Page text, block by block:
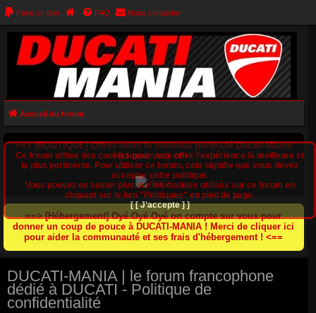
Faire un don FAQ Nous contacter
Accueil du forum
==> [BOUTIQUE] Offrez-vous le nouveau porte-clé Ducati-Mania
(cliquez ici) <==
==> [Hébergement] Oyé Oyé Oyé on compte sur vous pour
donner un coup de pouce à DUCATI-MANIA ! Merci de cliquer ici
pour aider la communauté et ses frais d'hébergement ! <==
DUCATI-MANIA | le forum francophone
dédié à DUCATI - Politique de
confidentialité
Ce forum utilise des cookies pour vous offrir l‘expérience la meilleure et
la plus pertinente. Pour utiliser ce forum, cela signifie que vous devez
accepter cette politique.
Vous pouvez en savoir plus sur les cookies utilisés sur ce forum en
cliquant sur le lien "Politiques" en pied de page.
[ [ J’accepte ] ]